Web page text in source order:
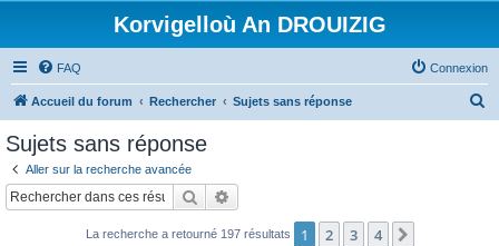
Korvigelloù An DROUIZIG
FAQ Connexion
Accueil du forum Rechercher Sujets sans réponse
Sujets sans réponse
Aller sur la recherche avancée
Rechercher
La recherche a retourné 197 résultats 1 2 3 4